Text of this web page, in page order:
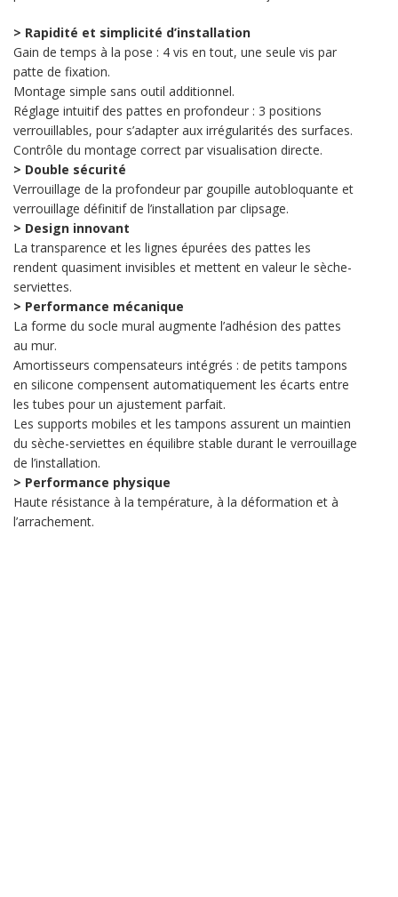
> Rapidité et simplicité d’installation
Gain de temps à la pose : 4 vis en tout, une seule vis par
patte de fixation.
Montage simple sans outil additionnel.
Réglage intuitif des pattes en profondeur : 3 positions
verrouillables, pour s’adapter aux irrégularités des surfaces.
Contrôle du montage correct par visualisation directe.
> Double sécurité
Verrouillage de la profondeur par goupille autobloquante et
verrouillage définitif de l’installation par clipsage.
> Design innovant
La transparence et les lignes épurées des pattes les
rendent quasiment invisibles et mettent en valeur le sèche-
serviettes.
> Performance mécanique
La forme du socle mural augmente l’adhésion des pattes
au mur.
Amortisseurs compensateurs intégrés : de petits tampons
en silicone compensent automatiquement les écarts entre
les tubes pour un ajustement parfait.
Les supports mobiles et les tampons assurent un maintien
du sèche-serviettes en équilibre stable durant le verrouillage
de l’installation.
> Performance physique
Haute résistance à la température, à la déformation et à
l’arrachement.